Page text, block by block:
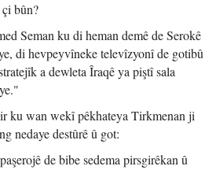
bûn?
Seman ku di heman demê de Serokê
di hevpeyvîneke televîzyonî de gotibû
a dewleta Îraqê ya piştî sala
ku wan wekî pêkhateya Tirkmenan ji
nedaye destûrê û got:
de bibe sedema pirsgirêkan û